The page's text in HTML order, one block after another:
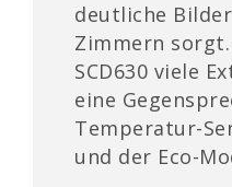
deutliche
Zimmern
SCD630 viele
eine
Temperatur-
und der Eco-